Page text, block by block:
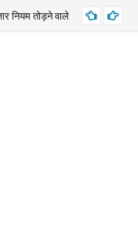
नियम तोड़ने वाले